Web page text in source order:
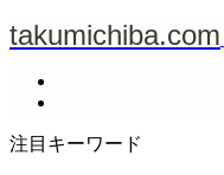
takumichiba.com
注目キーワード